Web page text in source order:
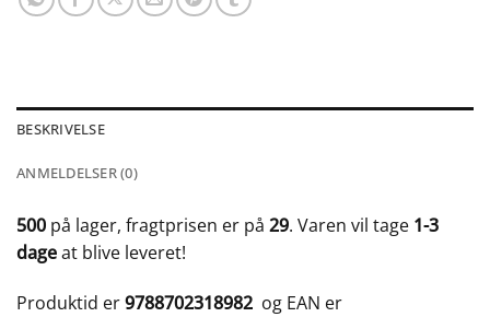
BESKRIVELSE
ANMELDELSER (0)
500 på lager, fragtprisen er på 29. Varen vil tage 1-3
dageat blive leveret!
Produktid er9788702318982 og EAN er